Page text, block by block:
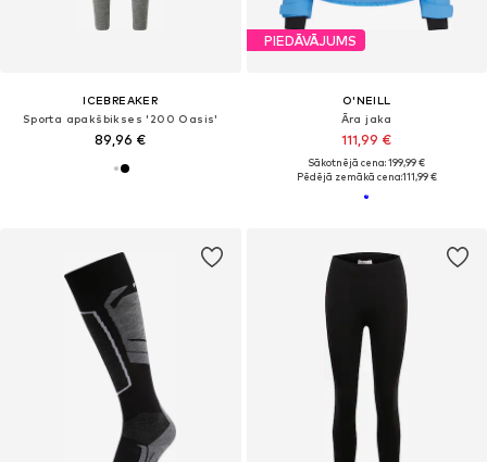
ICEBREAKER
Sporta apakšbikses '200 Oasis'
89,96 €
PIEDĀVĀJUMS
O'NEILL
Āra jaka
111,99 €
Sākotnējā cena: 199,99 €
Pēdējā zemākā cena:111,99 €